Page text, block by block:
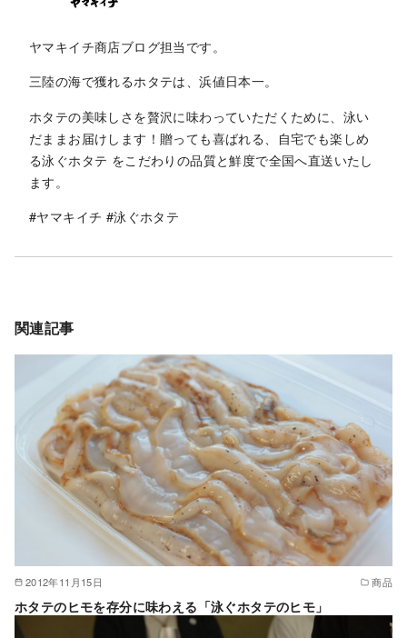
ヤマキイチ商店ブログ担当です。
三陸の海で獲れるホタテは、浜値日本一。
ホタテの美味しさを贅沢に味わっていただくために、泳い
だままお届けします！贈っても喜ばれる、自宅でも楽しめ
る泳ぐホタテ をこだわりの品質と鮮度で全国へ直送いたし
ます。
#ヤマキイチ #泳ぐホタテ
関連記事
2012年11月15日 商品
ホタテのヒモを存分に味わえる「泳ぐホタテのヒモ」